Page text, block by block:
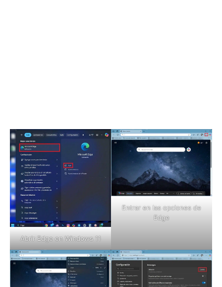
Abrir Edge en Windows 11
Entrar en las opciones de
Edge